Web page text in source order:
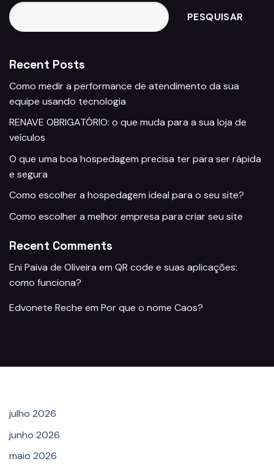
PESQUISAR
Recent Posts
Como medir a performance de atendimento da sua
equipe usando tecnologia
RENAVE OBRIGATÓRIO: o que muda para a sua loja de
veículos
O que uma boa hospedagem precisa ter para ser rápida
e segura
Como escolher a hospedagem ideal para o seu site?
Como escolher a melhor empresa para criar seu site
Recent Comments
Eni Paiva de Oliveira em QR code e suas aplicações:
como funciona?
Edvonete Reche em Por que o nome Caos?
julho 2026
junho 2026
maio 2026